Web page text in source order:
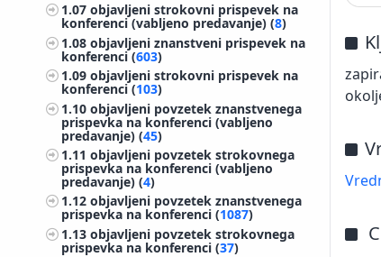
1.07objavljeni strokovni prispevek na
konferenci (vabljeno predavanje) (8)
1.08objavljeni znanstveni prispevek na
konferenci (603)
1.09objavljeni strokovni prispevek na
konferenci (103)
1.10objavljeni povzetek znanstvenega
prispevka na konferenci (vabljeno
predavanje) (45)
1.11objavljeni povzetek strokovnega
prispevka na konferenci (vabljeno
predavanje) (4)
1.12objavljeni povzetek znanstvenega
prispevka na konferenci (1087)
1.13objavljeni povzetek strokovnega
prispevka na konferenci (37)